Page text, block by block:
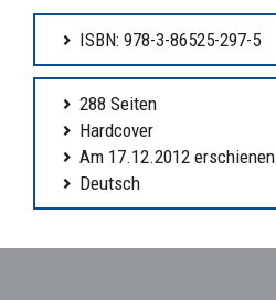
ISBN: 978-3-86525-297-5
288 Seiten
Hardcover
Am 17.12.2012 erschienen
Deutsch